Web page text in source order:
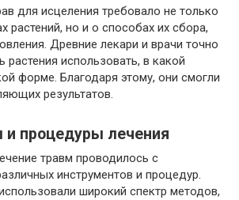
для исцеления требовало не только
растений, но и о способах их сбора,
Древние лекари и врачи точно
растения использовать, в какой
форме. Благодаря этому, они смогли
результатов.
и процедуры лечения
травм проводилось с
инструментов и процедур.
широкий спектр методов,